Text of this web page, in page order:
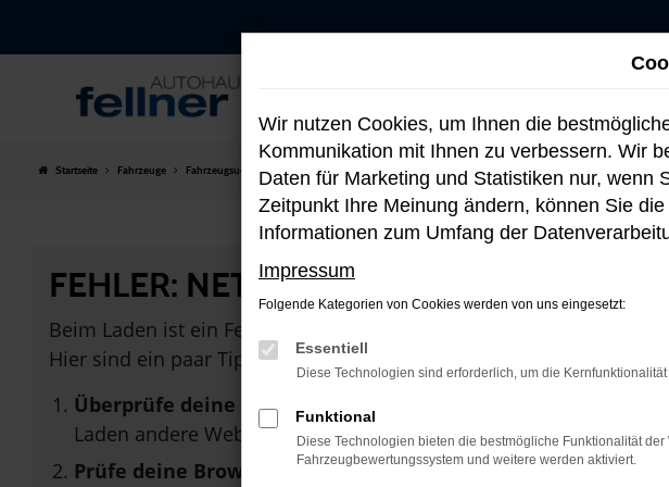
Hauptinhalt
Startseite Fahrzeuge Fahrzeugsuche
FEHLER: NETWORK ERROR
Beim Laden ist ein Fehler aufgetreten.
Hier sind ein paar Tipps, die dir helfen können:
Überprüfe deine Firewall und deine Internetverbindung.
Laden andere Webseiten, zum Beispiel deine Suchmaschine?
Prüfe deine Browsererweiterungen.
Wir nutzen Cookies, um Ihnen die
Kommunikation mit Ihnen zu verbessern. Wir
Daten für Marketing und Statistiken nur, wenn
Zeitpunkt Ihre Meinung ändern, können Sie
Informationen zum Umfang der
Impressum
Folgende Kategorien von Cookies werden von uns eingesetzt:
Essentiell
Diese Technologien sind erforderlich, um die
Funktional
Diese Technologien bieten die bestmögliche Funktionalität
Fahrzeugbewertungssystem und weitere werden aktiviert.